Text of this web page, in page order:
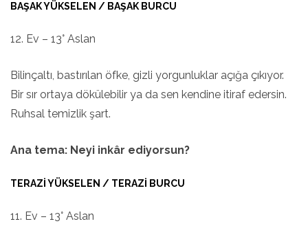
BAŞAK YÜKSELEN / BAŞAK BURCU
12. Ev – 13° Aslan
Bilinçaltı, bastırılan öfke, gizli yorgunluklar açığa çıkıyor.
Bir sır ortaya dökülebilir ya da sen kendine itiraf edersin.
Ruhsal temizlik şart.
Ana tema: Neyi inkâr ediyorsun?
TERAZI YÜKSELEN / TERAZI BURCU
11. Ev – 13° Aslan